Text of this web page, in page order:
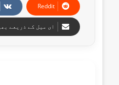
Reddit
ای میل کے ذریعے